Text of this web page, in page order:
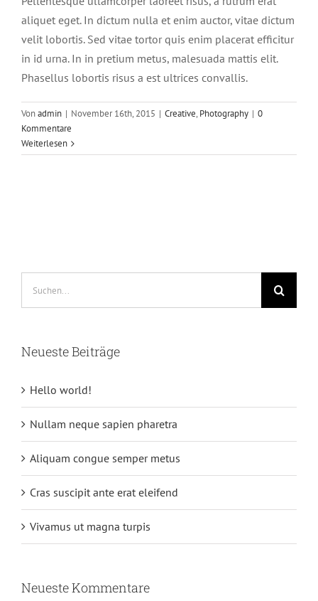
aliquet eget. In dictum nulla et enim auctor, vitae dictum
velit lobortis. Sed vitae tortor quis enim placerat efficitur
in id urna. In in pretium metus, malesuada mattis elit.
Phasellus lobortis risus a est ultrices convallis.
Vonadmin | November 16th, 2015 | Creative, Photography | 0
Kommentare
Weiterlesen
Neueste Beiträge
Hello world!
Nullam neque sapien pharetra
Aliquam congue semper metus
Cras suscipit ante erat eleifend
Vivamus ut magna turpis
Neueste Kommentare